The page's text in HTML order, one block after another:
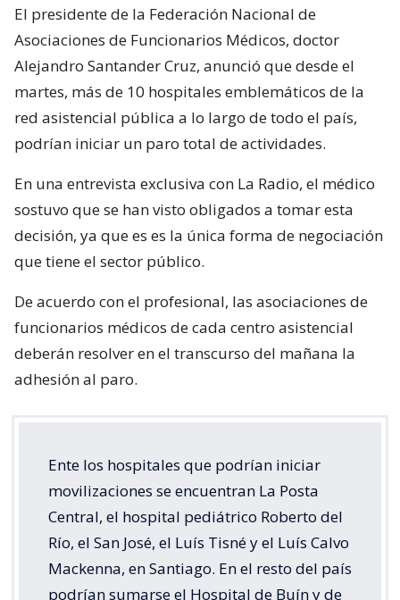
El presidente de la Federación Nacional de
Asociaciones de Funcionarios Médicos, doctor
Alejandro Santander Cruz, anunció que desde el
martes, más de 10 hospitales emblemáticos de la
red asistencial pública a lo largo de todo el país,
podrían iniciar un paro total de actividades.
En una entrevista exclusiva con La Radio, el médico
sostuvo que se han visto obligados a tomar esta
decisión, ya que es es la única forma de negociación
que tiene el sector público.
De acuerdo con el profesional, las asociaciones de
funcionarios médicos de cada centro asistencial
deberán resolver en el transcurso del mañana la
adhesión al paro.
Ente los hospitales que podrían iniciar
movilizaciones se encuentran La Posta
Central, el hospital pediátrico Roberto del
Río, el San José, el Luís Tisné y el Luís Calvo
Mackenna, en Santiago. En el resto del país
podrían sumarse el Hospital de Buín y de